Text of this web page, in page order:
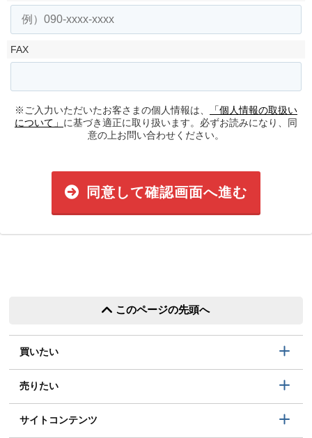
FAX
※ご入力いただいたお客さまの個人情報は、
「個人情報の取扱い
について」 に基づき適正に取り扱います。必ずお読みになり、同
意の上お問い合わせください。
同意して確認画面へ進む
このページの先頭へ
買いたい
売りたい
サイトコンテンツ